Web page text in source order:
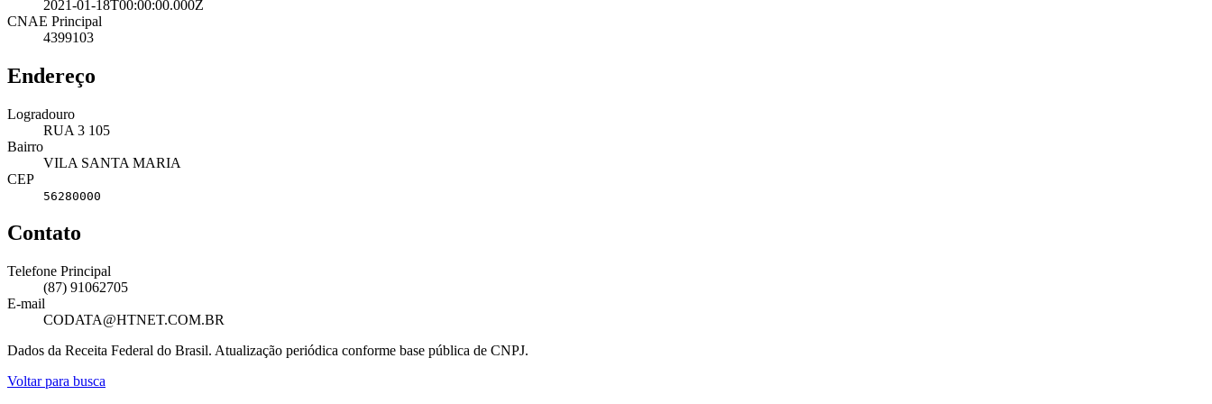
2021-01-18T00:00:00.000Z
CNAE Principal
4399103
Endereço
Logradouro
RUA 3 105
Bairro
VILA SANTA MARIA
CEP
56280000
Contato
Telefone Principal
(87) 91062705
E-mail
CODATA@HTNET.COM.BR
Dados da Receita Federal do Brasil. Atualização periódica conforme base pública de CNPJ.
Voltar para busca